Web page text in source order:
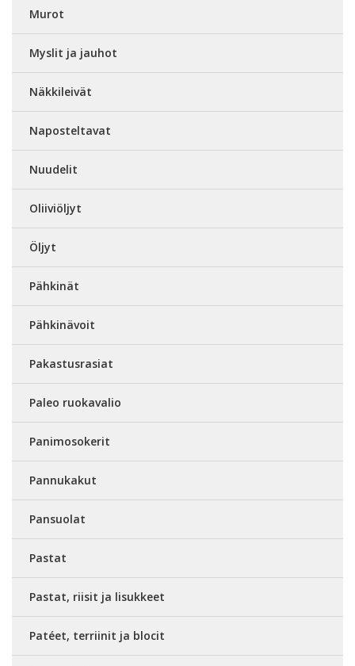
Murot
Myslit ja jauhot
Näkkileivät
Naposteltavat
Nuudelit
Oliiviöljyt
Öljyt
Pähkinät
Pähkinävoit
Pakastusrasiat
Paleo ruokavalio
Panimosokerit
Pannukakut
Pansuolat
Pastat
Pastat, riisit ja lisukkeet
Patéet, terriinit ja blocit